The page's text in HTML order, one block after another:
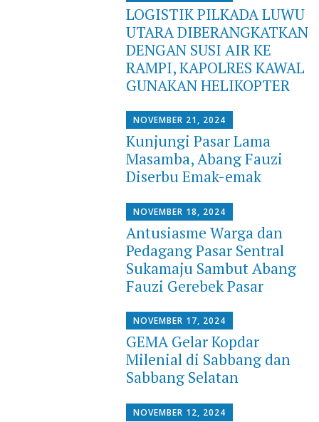
LOGISTIK PILKADA LUWU
UTARA DIBERANGKATKAN
DENGAN SUSI AIR KE
RAMPI, KAPOLRES KAWAL
GUNAKAN HELIKOPTER
NOVEMBER 21, 2024
Kunjungi Pasar Lama
Masamba, Abang Fauzi
Diserbu Emak-emak
NOVEMBER 18, 2024
Antusiasme Warga dan
Pedagang Pasar Sentral
Sukamaju Sambut Abang
Fauzi Gerebek Pasar
NOVEMBER 17, 2024
GEMA Gelar Kopdar
Milenial di Sabbang dan
Sabbang Selatan
NOVEMBER 12, 2024